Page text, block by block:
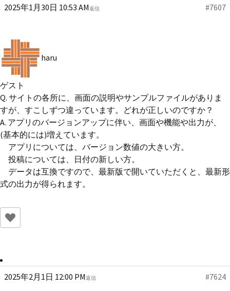
2025年1月30日 10:53 AM #7607
返信
haru
ゲスト
Q. サイトの各所に、画面の説明やサンプルファイルがありま
すが、すこしずつ違っています。どれが正しいのですか？
A. アプリのバージョンアップに伴い、画面や機能や出力が、
(基本的には)増えています。
アプリについては、バージョン数値の大きい方。
投稿については、日付の新しい方。
データは互換ですので、最新版で開いていただくと、最新形
式の出力が得られます。
2025年2月1日 12:00 PM #7624
返信